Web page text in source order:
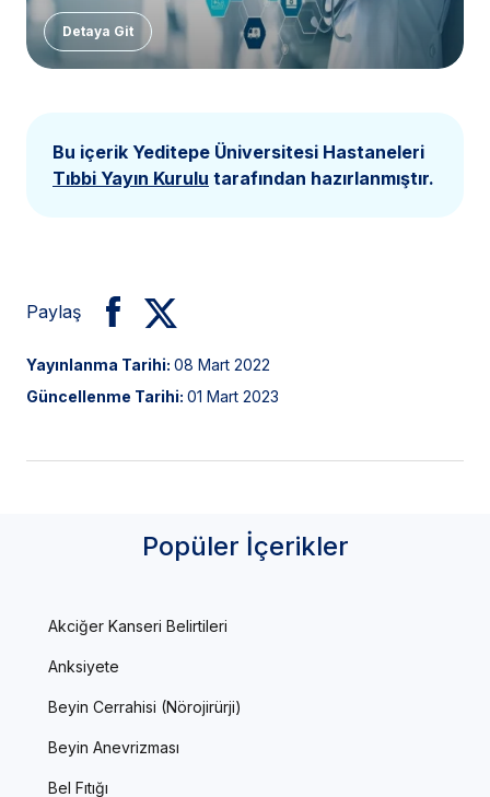
Detaya Git
Bu içerik Yeditepe Üniversitesi Hastaneleri
Tıbbi Yayın Kurulu tarafından hazırlanmıştır.
Paylaş
Yayınlanma Tarihi: 08 Mart 2022
Güncellenme Tarihi: 01 Mart 2023
Popüler İçerikler
Akciğer Kanseri Belirtileri
Anksiyete
Beyin Cerrahisi (Nörojirürji)
Beyin Anevrizması
Bel Fıtığı